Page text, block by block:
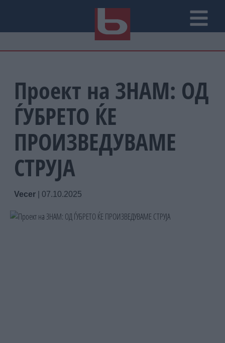
Проект на ЗНАМ: ОД
ЃУБРЕТО ЌЕ
ПРОИЗВЕДУВАМЕ
СТРУЈА
Vecer 07.10.2025